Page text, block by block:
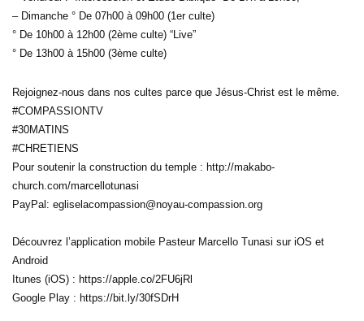
– Dimanche ° De 07h00 à 09h00 (1er culte)
° De 10h00 à 12h00 (2ème culte) “Live”
° De 13h00 à 15h00 (3ème culte)
Rejoignez-nous dans nos cultes parce que Jésus-Christ est le même.
#COMPASSIONTV
#30MATINS
#CHRETIENS
Pour soutenir la construction du temple : http://makabo-
church.com/marcellotunasi
PayPal: egliselacompassion@noyau-compassion.org
Découvrez l’application mobile Pasteur Marcello Tunasi sur iOS et
Android
Itunes (iOS) : https://apple.co/2FU6jRl
Google Play : https://bit.ly/30fSDrH